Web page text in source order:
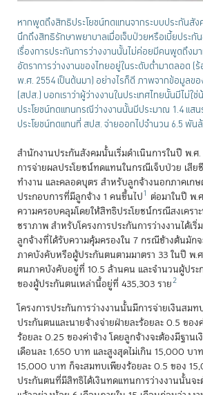
หากพูดถึงสิทธิประโยชน์ทดแทนจากระบบประกันสั
นึกถึงสิทธิรักษาพยาบาลเมื่อเจ็บป่วยหรือเบี้ยประกั
เรื่องการประกันการว่างงานนั้นไม่ค่อยมีคนพูดถึงม
อัตราการว่างงานของไทยอยู่ในระดับต่ำมาตลอด (
พ.ศ. 2554 เป็นต้นมา) อย่างไรก็ดี ภาพจากข้อมูลข
(สปส.) บอกเราว่าผู้ว่างงานในประเทศไทยนั้นมีไม่ใ
ประโยชน์ทดแทนกรณีว่างงานนั้นมีประมาณ 1.4 แส
ประโยชน์ทดแทนที่ สปส. จ่ายออกไปจำนวน 6.5 พัน
สำนักงานประกันสังคมนั้นเริ่มดำเนินการในปี พ.ศ.
การจ่ายผลประโยชน์ทดแทนในกรณีเจ็บป่วย เสี
ทำงาน และคลอดบุตร สำหรับลูกจ้างนอกภาคเก
ประกอบการที่มีลูกจ้าง 1 คนขึ้นไป1 ต่อมาในปี พ.
ความครอบคลุมโดยให้สิทธิประโยชน์กรณีสงเครา
ชราภาพ สำหรับโครงการประกันการว่างงานได้เ
ลูกจ้างที่ได้รับความคุ้มครองใน 7 กรณีข้างต้นมัก
ภาคบังคับหรือผู้ประกันตนตามมาตรา 33 ในปี พ.
ตนภาคบังคับอยู่ที่ 10.5 ล้านคน และจำนวนผู้ประ
ของผู้ประกันตนเหล่านี้อยู่ที่ 435,303 ราย2
โครงการประกันการว่างงานนั้นมีการจ่ายเงินสม
ประกันตนและนายจ้างจ่ายฝ่ายละร้อยละ 0.5 ของ
ร้อยละ 0.25 ของค่าจ้าง โดยลูกจ้างจะต้องมีฐาน
เดือนละ 1,650 บาท และสูงสุดไม่เกิน 15,000 บ
15,000 บาท ก็จะสมทบเพียงร้อยละ 0.5 ของ
ประกันตนที่มีสิทธิได้เงินทดแทนการว่างงานนั้นจ